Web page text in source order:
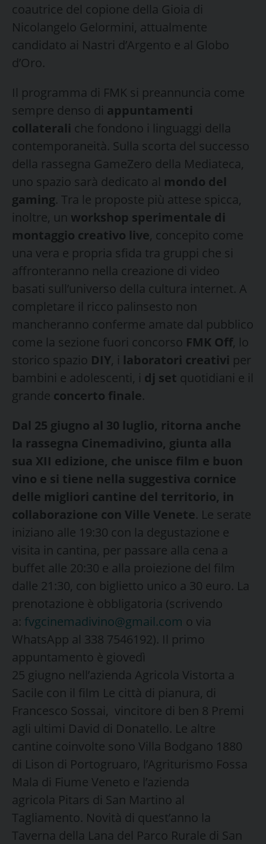
coautrice del copione della Gioia di
Nicolangelo Gelormini, attualmente
candidato ai Nastri d’Argento e al Globo
d’Oro.
Il programma di FMK si preannuncia come
sempre denso di appuntamenti
collaterali che fondono i linguaggi della
contemporaneità. Sulla scorta del successo
della rassegna GameZero della Mediateca,
uno spazio sarà dedicato al mondo del
gaming. Tra le proposte più attese spicca,
inoltre, un workshop sperimentale di
montaggio creativo live, concepito come
una vera e propria sfida tra gruppi che si
affronteranno nella creazione di video
basati sull’universo della cultura internet. A
completare il ricco palinsesto non
mancheranno conferme amate dal pubblico
come la sezione fuori concorso FMK Off, lo
storico spazio DIY, i laboratori creativi per
bambini e adolescenti, i dj set quotidiani e il
grande concerto finale.
Dal 25 giugno al 30 luglio, ritorna anche
la rassegna Cinemadivino, giunta alla
sua XII edizione, che unisce film e buon
vino e si tiene nella suggestiva cornice
delle migliori cantine del territorio, in
collaborazione con Ville Venete. Le serate
iniziano alle 19:30 con la degustazione e
visita in cantina, per passare alla cena a
buffet alle 20:30 e alla proiezione del film
dalle 21:30, con biglietto unico a 30 euro. La
prenotazione è obbligatoria (scrivendo
a: fvgcinemadivino@gmail.com o via
WhatsApp al 338 7546192). Il primo
appuntamento è giovedì
25 giugno nell’azienda Agricola Vistorta a
Sacile con il film Le città di pianura, di
Francesco Sossai, vincitore di ben 8 Premi
agli ultimi David di Donatello. Le altre
cantine coinvolte sono Villa Bodgano 1880
di Lison di Portogruaro, l’Agriturismo Fossa
Mala di Fiume Veneto e l’azienda
agricola Pitars di San Martino al
Tagliamento. Novità di quest’anno la
Taverna della Lana del Parco Rurale di San